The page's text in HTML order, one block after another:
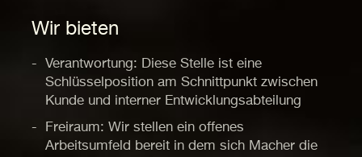
Wir bieten
Verantwortung: Diese Stelle ist eine
Schlüsselposition am Schnittpunkt zwischen
Kunde und interner Entwicklungsabteilung
Freiraum: Wir stellen ein offenes
Arbeitsumfeld bereit in dem sich Macher die